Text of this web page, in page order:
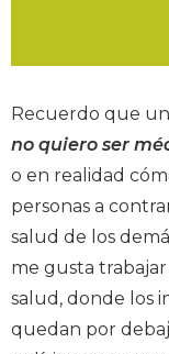
Recuerdo que
no quiero ser
o en realidad
personas a
salud de los
me gusta
salud, donde los
quedan por